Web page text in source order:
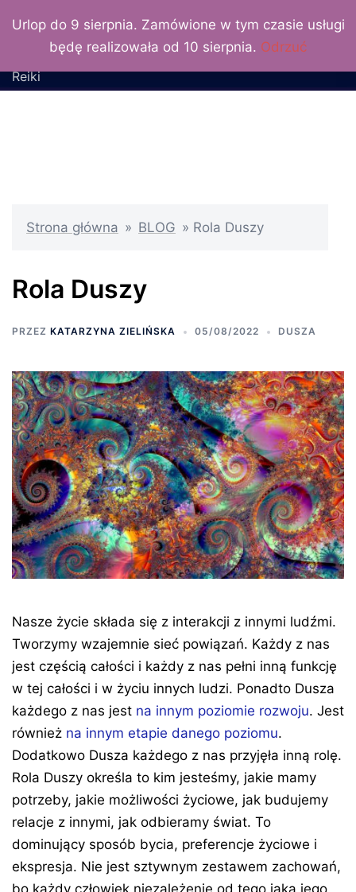
Urlop do 9 sierpnia. Zamówione w tym czasie usługi
będę realizowała od 10 sierpnia. Odrzuć
doKatarzyna Zielińska –
wróżka, numerolog, Mistrz
Reiki
Strona główna » BLOG » Rola Duszy
Rola Duszy
PRZEZ KATARZYNA ZIELIŃSKA 05/08/2022 DUSZA
Nasze życie składa się z interakcji z innymi ludźmi.
Tworzymy wzajemnie sieć powiązań. Każdy z nas
jest częścią całości i każdy z nas pełni inną funkcję
w tej całości i w życiu innych ludzi. Ponadto Dusza
każdego z nas jest na innym poziomie rozwoju. Jest
również na innym etapie danego poziomu.
Dodatkowo Dusza każdego z nas przyjęła inną rolę.
Rola Duszy określa to kim jesteśmy, jakie mamy
potrzeby, jakie możliwości życiowe, jak budujemy
relacje z innymi, jak odbieramy świat. To
dominujący sposób bycia, preferencje życiowe i
ekspresja. Nie jest sztywnym zestawem zachowań,